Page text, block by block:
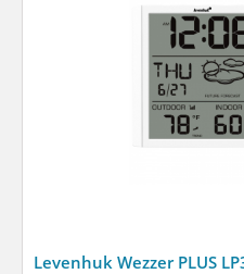
Levenhuk Wezzer PLUS